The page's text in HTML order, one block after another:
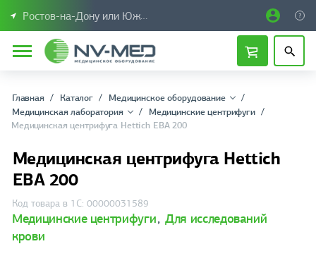
Ростов-на-Дону или Южный Федеральный округ
Главная Каталог
Медицинское оборудование
Медицинская лаборатория
Медицинские центрифуги
Медицинская центрифуга Hettich EBA 200
Медицинская центрифуга Hettich
EBA 200
Код товара в 1С: 00000031589
Медицинские центрифуги, Для исследований
крови